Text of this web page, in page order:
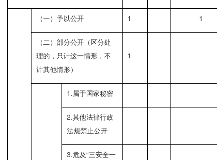
（一）予以公开 1 1
（二）部分公开（区分处
理的，只计这一情形，不
计其他情形）
1
1.属于国家秘密
2.其他法律行政
法规禁止公开
3.危及“三安全一